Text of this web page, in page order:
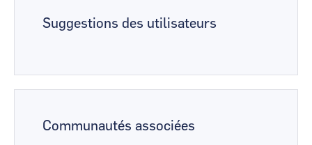
Suggestions des utilisateurs
Communautés associées